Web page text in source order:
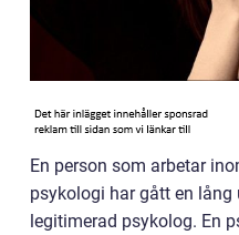
En person som arbetar
psykologi har gått en
legitimerad psykolog. En